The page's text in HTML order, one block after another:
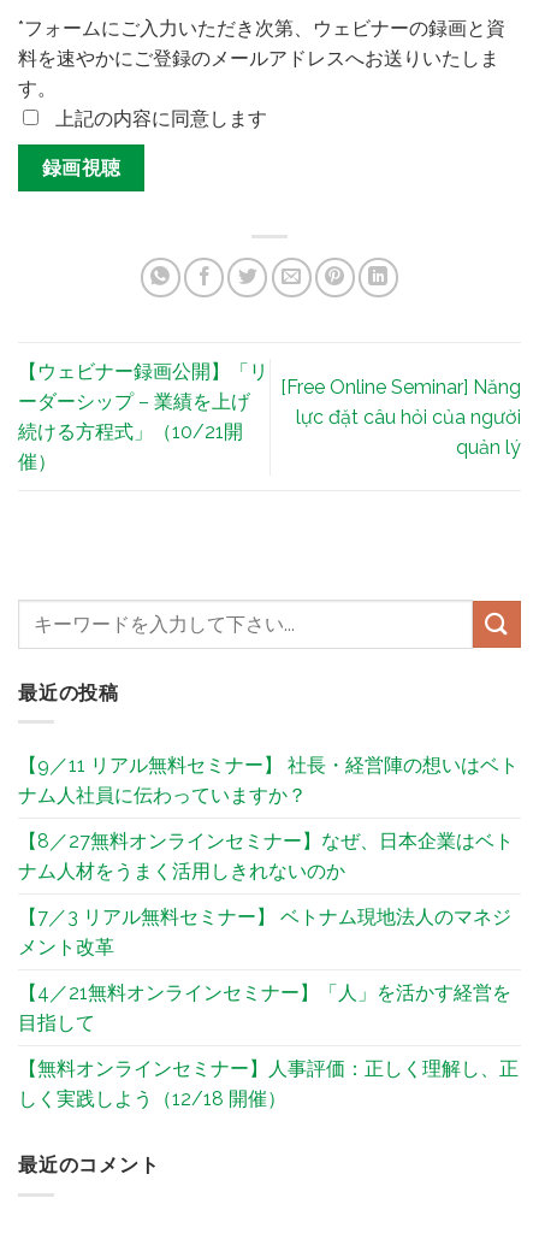
*フォームにご入力いただき次第、ウェビナーの録画と資
料を速やかにご登録のメールアドレスへお送りいたしま
す。
上記の内容に同意します
【ウェビナー録画公開】「リ
ーダーシップ – 業績を上げ
続ける方程式」（10/21開
催）
[Free Online Seminar] Năng
lực đặt câu hỏi của người
quản lý
最近の投稿
【9／11 リアル無料セミナー】 社長・経営陣の想いはベト
ナム人社員に伝わっていますか？
【8／27無料オンラインセミナー】なぜ、日本企業はベト
ナム人材をうまく活用しきれないのか
【7／3 リアル無料セミナー】 ベトナム現地法人のマネジ
メント改革​
【4／21無料オンラインセミナー】「人」を活かす経営を
目指して
【無料オンラインセミナー】人事評価：正しく理解し、正
しく実践しよう（12/18 開催）
最近のコメント